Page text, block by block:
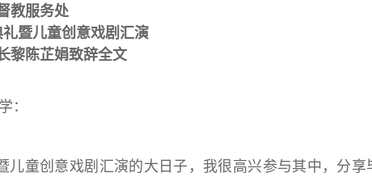
教服务处
暨儿童创意戏剧汇演
黎陈芷娟致辞全文
童创意戏剧汇演的大日子，我很高兴参与其中，分享